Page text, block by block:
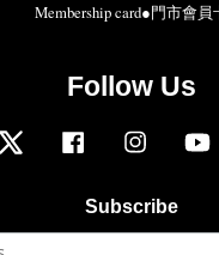
Membership card●門市會員
Follow Us
Twitter Facebook Instagram
Subscribe